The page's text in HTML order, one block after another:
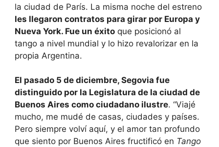
la ciudad de París. La misma noche del estreno
les llegaron contratos para girar por Europa y
Nueva York. Fue un éxito que posicionó al
tango a nivel mundial y lo hizo revalorizar en la
propia Argentina.
El pasado 5 de diciembre, Segovia fue
distinguido por la Legislatura de la ciudad de
Buenos Aires como ciudadano ilustre. “Viajé
mucho, me mudé de casas, ciudades y países.
Pero siempre volví aquí, y el amor tan profundo
que siento por Buenos Aires fructificó en Tango